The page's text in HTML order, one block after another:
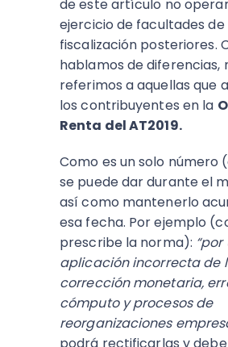
de este artículo no
ejercicio de facultades de
fiscalización posteriores.
hablamos de diferencias,
referimos a aquellas que
los contribuyentes en la
Renta del AT2019.
Como es un solo número
se puede dar durante el
así como mantenerlo
esa fecha. Por ejemplo
prescribe la norma):
aplicación incorrecta de
corrección monetaria,
cómputo y procesos de
reorganizaciones